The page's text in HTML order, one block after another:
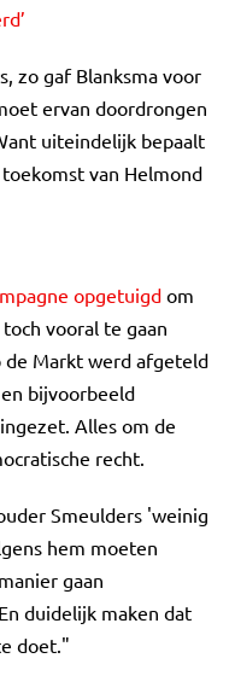
zo gaf Blanksma voor
ervan doordrongen
uiteindelijk bepaalt
van Helmond
opgetuigd om
vooral te gaan
Markt werd afgeteld
bijvoorbeeld
Alles om de
recht.
Smeulders 'weinig
hem moeten
gaan
duidelijk maken dat
doet."